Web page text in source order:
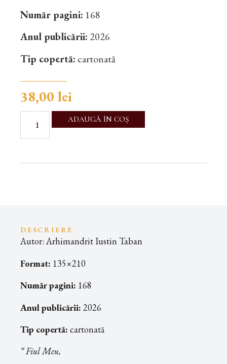
Număr pagini: 168
Anul publicării: 2026
Tip copertă: cartonată
38,00 lei
ADAUGĂ ÎN COȘ
DESCRIERE
Autor: Arhimandrit Iustin Taban
Format: 135×210
Număr pagini: 168
Anul publicării: 2026
Tip copertă: cartonată
“Fiul Meu,